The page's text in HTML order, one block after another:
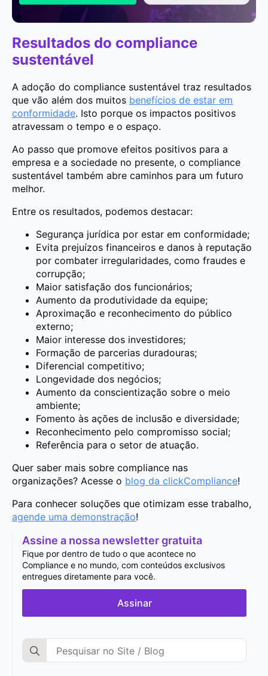
Resultados do compliance
sustentável
A adoção do compliance sustentável traz resultados
que vão além dos muitos benefícios de estar em
conformidade. Isto porque os impactos positivos
atravessam o tempo e o espaço.
Ao passo que promove efeitos positivos para a
empresa e a sociedade no presente, o compliance
sustentável também abre caminhos para um futuro
melhor.
Entre os resultados, podemos destacar:
Segurança jurídica por estar em conformidade;
Evita prejuízos financeiros e danos à reputação
por combater irregularidades, como fraudes e
corrupção;
Maior satisfação dos funcionários;
Aumento da produtividade da equipe;
Aproximação e reconhecimento do público
externo;
Maior interesse dos investidores;
Formação de parcerias duradouras;
Diferencial competitivo;
Longevidade dos negócios;
Aumento da conscientização sobre o meio
ambiente;
Fomento às ações de inclusão e diversidade;
Reconhecimento pelo compromisso social;
Referência para o setor de atuação.
Quer saber mais sobre compliance nas
organizações? Acesse o blog da clickCompliance!
Para conhecer soluções que otimizam esse trabalho,
agende uma demonstração!
Assine a nossa newsletter gratuita
Fique por dentro de tudo o que acontece no
Compliance e no mundo, com conteúdos exclusivos
entregues diretamente para você.
Assinar
Search
for: